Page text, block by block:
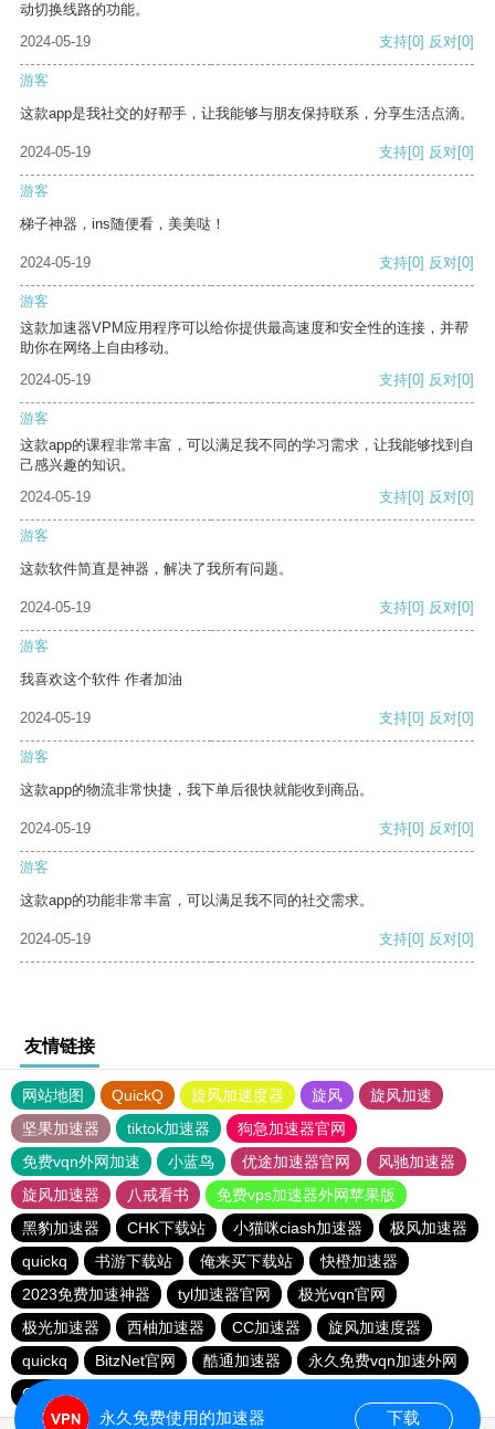
动切换线路的功能。
2024-05-19
支持[0] 反对[0]
游客
这款app是我社交的好帮手，让我能够与朋友保持联系，分享生活点滴。
2024-05-19 支持[0] 反对[0]
游客
梯子神器，ins随便看，美美哒！
2024-05-19 支持[0] 反对[0]
游客
这款加速器VPM应用程序可以给你提供最高速度和安全性的连接，并帮
助你在网络上自由移动。
2024-05-19
支持[0] 反对[0]
游客
这款app的课程非常丰富，可以满足我不同的学习需求，让我能够找到自
己感兴趣的知识。
2024-05-19
支持[0] 反对[0]
游客
这款软件简直是神器，解决了我所有问题。
2024-05-19 支持[0] 反对[0]
游客
我喜欢这个软件 作者加油
2024-05-19 支持[0] 反对[0]
游客
这款app的物流非常快捷，我下单后很快就能收到商品。
2024-05-19 支持[0] 反对[0]
游客
这款app的功能非常丰富，可以满足我不同的社交需求。
2024-05-19 支持[0] 反对[0]
友情链接
网站地图 QuickQ 旋风加速度器 旋风
旋风加速
坚果加速器
tiktok加速器
狗急加速器官网
免费vqn外网加速
小蓝鸟 优途加速器官网
风驰加速器
旋风加速器
八戒看书
免费vps加速器外网苹果版
黑豹加速器
CHK下载站 小猫咪ciash加速器
极风加速器
quickq
书游下载站 俺来买下载站
快橙加速器
2023免费加速神器
tyl加速器官网
极光vqn官网
极光加速器
西柚加速器 CC加速器
旋风加速度器
quickq
BitzNet官网 酷通加速器
永久免费vqn加速外网
CHK下载站
永久免费使用的加速器 下载